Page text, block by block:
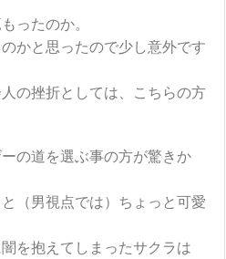
ったのか。
かと思ったので少し意外です
の挫折としては、こちらの方
の道を選ぶ事の方が驚きか
（男視点では）ちょっと可愛
を抱えてしまったサクラは